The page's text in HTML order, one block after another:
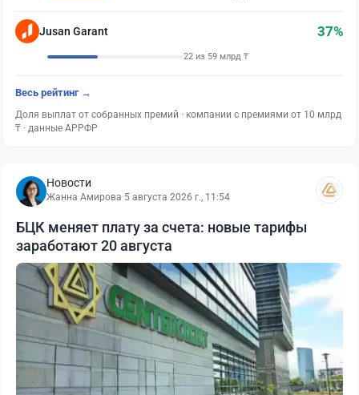
Jusan Garant 37%
22 из 59 млрд ₸
Весь рейтинг →
Доля выплат от собранных премий · компании с премиями от 10 млрд
₸ · данные АРРФР
Новости
Жанна Амирова·5 августа 2026 г., 11:54
БЦК меняет плату за счета: новые тарифы
заработают 20 августа